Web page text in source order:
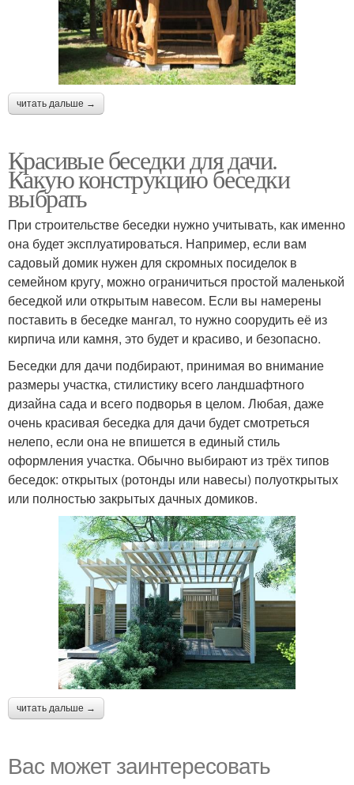
читать дальше →
Красивые беседки для дачи.
Какую конструкцию беседки
выбрать
При строительстве беседки нужно учитывать, как именно
она будет эксплуатироваться. Например, если вам
садовый домик нужен для скромных посиделок в
семейном кругу, можно ограничиться простой маленькой
беседкой или открытым навесом. Если вы намерены
поставить в беседке мангал, то нужно соорудить её из
кирпича или камня, это будет и красиво, и безопасно.
Беседки для дачи подбирают, принимая во внимание
размеры участка, стилистику всего ландшафтного
дизайна сада и всего подворья в целом. Любая, даже
очень красивая беседка для дачи будет смотреться
нелепо, если она не впишется в единый стиль
оформления участка. Обычно выбирают из трёх типов
беседок: открытых (ротонды или навесы) полуоткрытых
или полностью закрытых дачных домиков.
читать дальше →
Вас может заинтересовать